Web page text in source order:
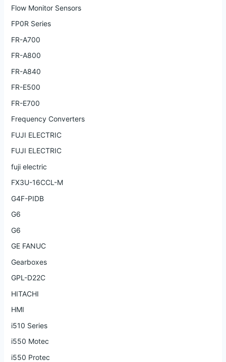
Flow Monitor Sensors
FP0R Series
FR-A700
FR-A800
FR-A840
FR-E500
FR-E700
Frequency Converters
FUJI ELECTRIC
FUJI ELECTRIC
fuji electric
FX3U-16CCL-M
G4F-PIDB
G6
G6
GE FANUC
Gearboxes
GPL-D22C
HITACHI
HMI
i510 Series
i550 Motec
i550 Protec